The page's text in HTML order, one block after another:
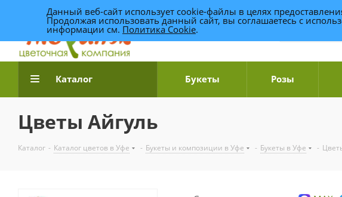
Доставка цветов по Уфе
Каталог Букеты Розы
Цветы Айгуль
Каталог - Каталог цветов в Уфе - Букеты и композиции в Уфе - Букеты в Уфе -
Данный веб-сайт использует cookie-файлы в целях
Продолжая использовать данный сайт, вы соглашаетесь с
информации см. Политика Cookie.